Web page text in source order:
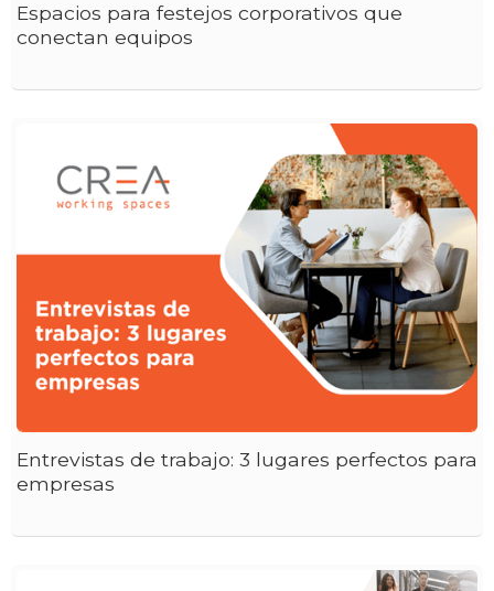
Espacios para festejos corporativos que
conectan equipos
Entrevistas de trabajo: 3 lugares perfectos para
empresas